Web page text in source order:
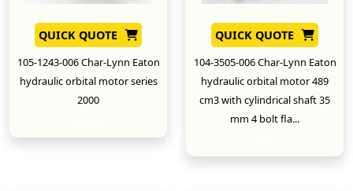
QUICK QUOTE
105-1243-006 Char-Lynn Eaton
hydraulic orbital motor series
2000
QUICK QUOTE
104-3505-006 Char-Lynn Eaton
hydraulic orbital motor 489
cm3 with cylindrical shaft 35
mm 4 bolt fla...